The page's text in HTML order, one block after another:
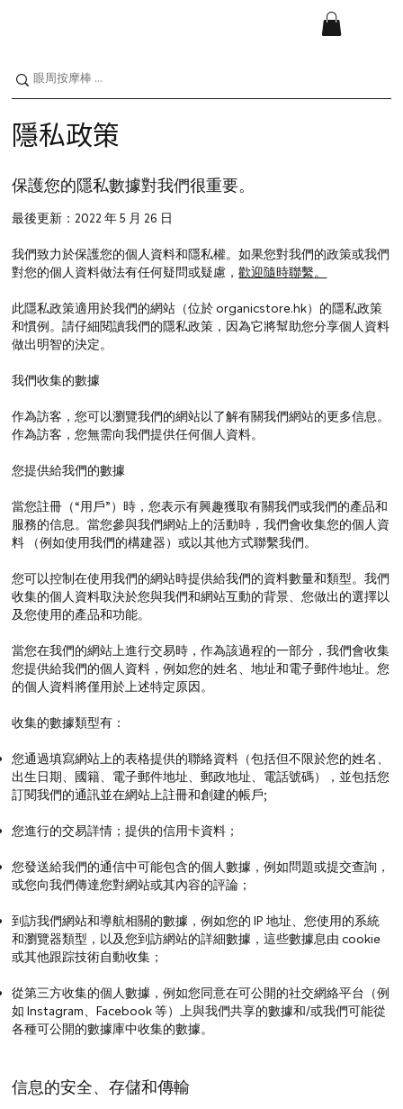
信息的安全、存儲和傳輸
保護您的隱私數據對我們很重要。
最後更新：2022 年 5 月 26 日
我們致力於保護您的個人資料和隱私權。如果您對我們的政策或我們
對您的個人資料做法有任何疑問或疑慮，歡迎隨時聯繫。
此隱私政策適用於我們的網站（位於 organicstore.hk）的隱私政策
和慣例。請仔細閱讀我們的隱私政策，因為它將幫助您分享個人資料
做出明智的決定。
我們收集的數據
作為訪客，您可以瀏覽我們的網站以了解有關我們網站的更多信息。
作為訪客，您無需向我們提供任何個人資料。
您提供給我們的數據
當您註冊（“用戶”）時，您表示有興趣獲取有關我們或我們的產品和
服務的信息。當您參與我們網站上的活動時，我們會收集您的個人資
料 （例如使用我們的構建器）或以其他方式聯繫我們。
您可以控制在使用我們的網站時提供給我們的資料數量和類型。我們
收集的個人資料取決於您與我們和網站互動的背景、您做出的選擇以
及您使用的產品和功能。
當您在我們的網站上進行交易時，作為該過程的一部分，我們會收集
您提供給我們的個人資料，例如您的姓名、地址和電子郵件地址。您
的個人資料將僅用於上述特定原因。
收集的數據類型有：
您通過填寫網站上的表格提供的聯絡資料（包括但不限於您的姓名、
出生日期、國籍、電子郵件地址、郵政地址、電話號碼），並包括您
訂閱我們的通訊並在網站上註冊和創建的帳戶;
您進行的交易詳情；提供的信用卡資料；
您發送給我們的通信中可能包含的個人數據，例如問題或提交查詢，
或您向我們傳達您對網站或其內容的評論；
到訪我們網站和導航相關的數據，例如您的 IP 地址、您使用的系統
和瀏覽器類型，以及您到訪網站的詳細數據，這些數據息由 cookie
或其他跟踪技術自動收集；
從第三方收集的個人數據，例如您同意在可公開的社交網絡平台（例
如 Instagram、Facebook 等）上與我們共享的數據和/或我們可能從
各種可公開的數據庫中收集的數據。
隱私政策